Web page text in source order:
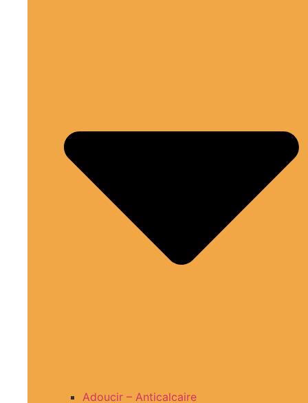
Adoucir – Anticalcaire